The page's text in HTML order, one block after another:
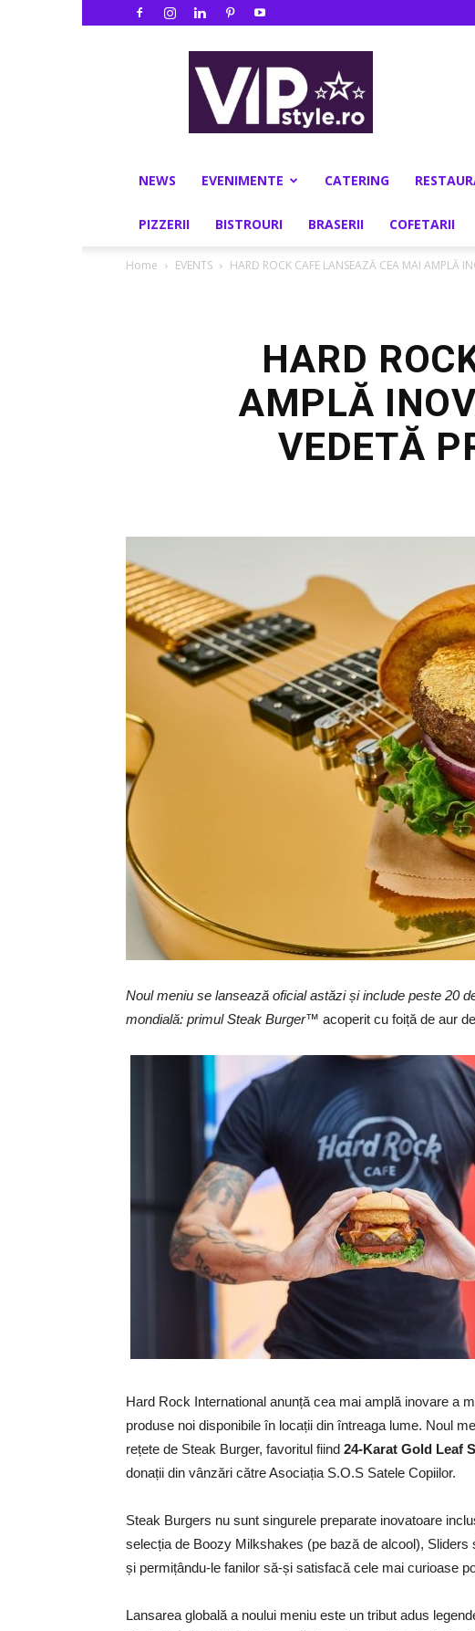
NEWS EVENIMENTE CATERING
PIZZERII BISTROURI BRASERII COFETARII
Home EVENTS HARD ROCK CAFE LANSEAZĂ CEA MAI AMPLĂ
HARD
AMPLĂ
VEDETĂ
Noul meniu se lansează oficial astăziși include peste 20
mondială: primul Steak Burger™ acoperit cu foiță de aur
Hard Rock International anunță cea mai amplă inovare a
produse noi disponibile în locații din întreaga lume. Noul
rețete de Steak Burger, favoritul fiind 24-Karat Gold Leaf
donații din vânzări către Asociația S.O.S Satele Copiilor.
Steak Burgers nu sunt singurele preparate inovatoare
selecția de Boozy Milkshakes (pe bază de alcool),
și permițându-le fanilor să-și satisfacă cele mai curioase
Lansarea globală a noului meniu este un tribut adus